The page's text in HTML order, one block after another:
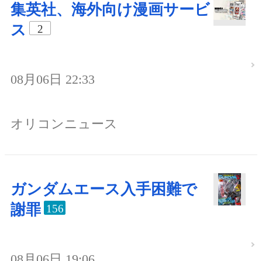
集英社、海外向け漫画サービ
ス
2
08月06日 22:33
オリコンニュース
ガンダムエース入手困難で
謝罪 156